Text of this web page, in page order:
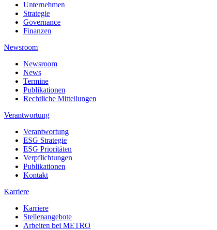
Unternehmen
Strategie
Governance
Finanzen
Newsroom
Newsroom
News
Termine
Publikationen
Rechtliche Mitteilungen
Verantwortung
Verantwortung
ESG Strategie
ESG Prioritäten
Verpflichtungen
Publikationen
Kontakt
Karriere
Karriere
Stellenangebote
Arbeiten bei METRO